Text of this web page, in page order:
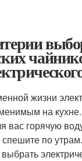
жизни
на
вас горячую
спешите по